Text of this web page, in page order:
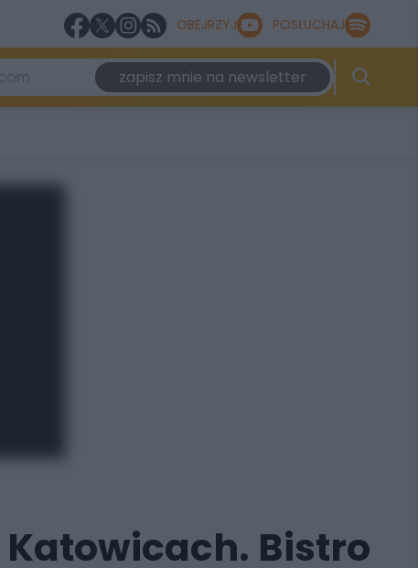
OBEJRZYJ POSŁUCHAJ
zapisz mnie na newsletter
Bistro